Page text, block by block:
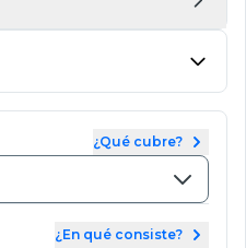
¿Qué cubre?
¿En qué consiste?